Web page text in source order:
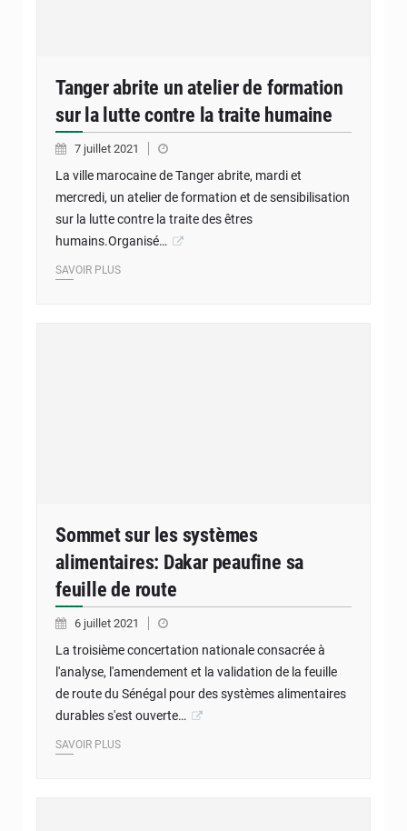
Tanger abrite un atelier de formation
sur la lutte contre la traite humaine
7 juillet 2021
La ville marocaine de Tanger abrite, mardi et
mercredi, un atelier de formation et de sensibilisation
sur la lutte contre la traite des êtres
humains.Organisé…
SAVOIR PLUS
Sommet sur les systèmes
alimentaires: Dakar peaufine sa
feuille de route
6 juillet 2021
La troisième concertation nationale consacrée à
l'analyse, l'amendement et la validation de la feuille
de route du Sénégal pour des systèmes alimentaires
durables s'est ouverte…
SAVOIR PLUS